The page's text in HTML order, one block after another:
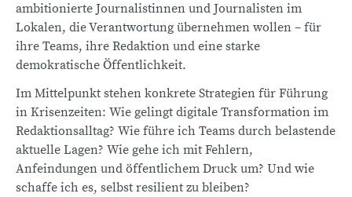
ambitionierte Journalistinnen und Journalisten im
Lokalen, die Verantwortung übernehmen wollen – für
ihre Teams, ihre Redaktion und eine starke
demokratische Öffentlichkeit.
Im Mittelpunkt stehen konkrete Strategien für Führung
in Krisenzeiten: Wie gelingt digitale Transformation im
Redaktionsalltag? Wie führe ich Teams durch belastende
aktuelle Lagen? Wie gehe ich mit Fehlern,
Anfeindungen und öffentlichem Druck um? Und wie
schaffe ich es, selbst resilient zu bleiben?